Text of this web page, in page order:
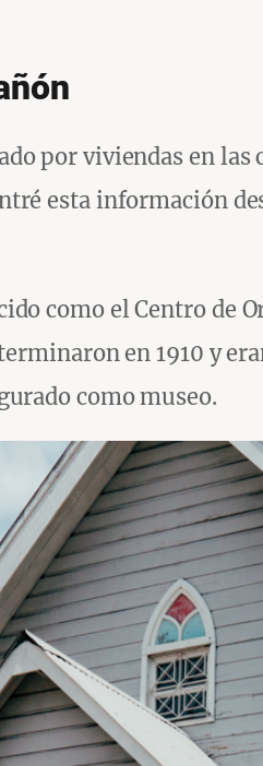
por viviendas en las
esta información
como el Centro de
en 1910 y
como museo.